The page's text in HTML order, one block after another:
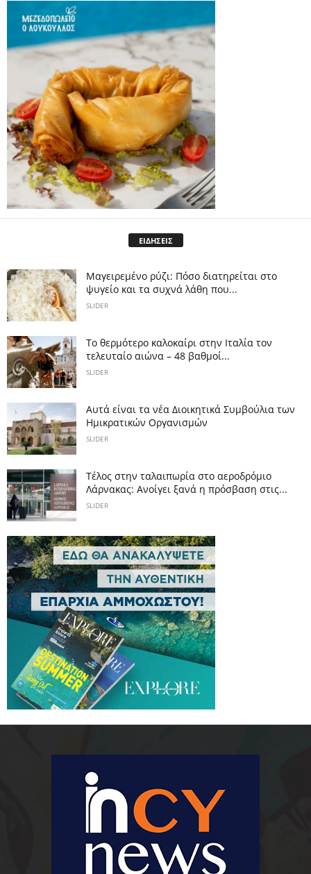
ΕΙΔΗΣΕΙΣ
Μαγειρεμένο ρύζι: Πόσο διατηρείται στο
ψυγείο και τα συχνά λάθη που...
SLIDER
Το θερμότερο καλοκαίρι στην Ιταλία τον
τελευταίο αιώνα – 48 βαθμοί...
SLIDER
Αυτά είναι τα νέα Διοικητικά Συμβούλια των
Ημικρατικών Οργανισμών
SLIDER
Tέλος στην ταλαιπωρία στο αεροδρόμιο
Λάρνακας: Ανοίγει ξανά η πρόσβαση στις...
SLIDER